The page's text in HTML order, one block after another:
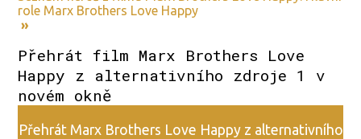
role Marx Brothers Love Happy
»
Přehrát film Marx Brothers Love
Happy z alternativního zdroje 1 v
novém okně
Přehrát Marx Brothers Love Happy z alternativního